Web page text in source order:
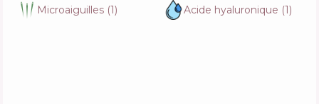
Medi-Peel Melanon X Drop Gel Cream
Microaiguilles (1) Acide hyaluronique (1)